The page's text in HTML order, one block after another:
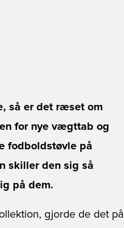
så er det ræset om
for nye vægttab og
fodboldstøvle på
skiller den sig så
på dem.
gjorde de det på